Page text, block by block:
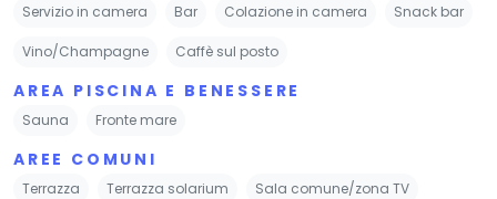
Servizio in camera Bar Colazione in camera Snack bar
Vino/Champagne Caffè sul posto
AREA PISCINA E BENESSERE
Sauna Fronte mare
AREE COMUNI
Terrazza Terrazza solarium Sala comune/zona TV